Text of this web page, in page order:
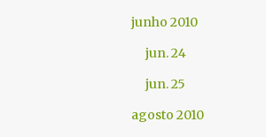
junho 2010
jun. 24
jun. 25
agosto 2010